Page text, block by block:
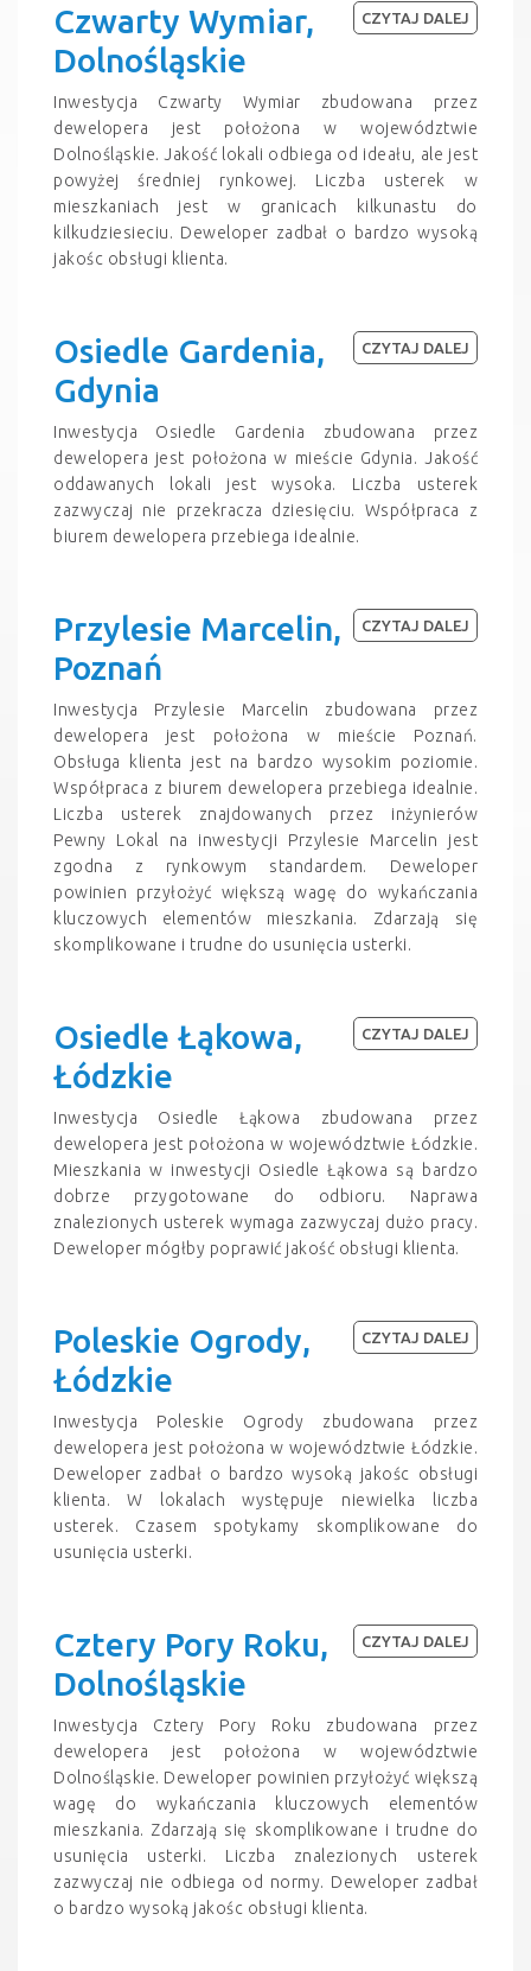
Czwarty Wymiar,
Dolnośląskie
Inwestycja Czwarty Wymiar zbudowana przez
dewelopera jest położona w województwie
Dolnośląskie. Jakość lokali odbiega od ideału, ale jest
powyżej średniej rynkowej. Liczba usterek w
mieszkaniach jest w granicach kilkunastu do
kilkudziesieciu. Deweloper zadbał o bardzo wysoką
jakośc obsługi klienta.
CZYTAJ DALEJ
Osiedle Gardenia,
Gdynia
Inwestycja Osiedle Gardenia zbudowana przez
dewelopera jest położona w mieście Gdynia. Jakość
oddawanych lokali jest wysoka. Liczba usterek
zazwyczaj nie przekracza dziesięciu. Współpraca z
biurem dewelopera przebiega idealnie.
CZYTAJ DALEJ
Przylesie Marcelin,
Poznań
Inwestycja Przylesie Marcelin zbudowana przez
dewelopera jest położona w mieście Poznań.
Obsługa klienta jest na bardzo wysokim poziomie.
Współpraca z biurem dewelopera przebiega idealnie.
Liczba usterek znajdowanych przez inżynierów
Pewny Lokal na inwestycji Przylesie Marcelin jest
zgodna z rynkowym standardem. Deweloper
powinien przyłożyć większą wagę do wykańczania
kluczowych elementów mieszkania. Zdarzają się
skomplikowane i trudne do usunięcia usterki.
CZYTAJ DALEJ
Osiedle Łąkowa,
Łódzkie
Inwestycja Osiedle Łąkowa zbudowana przez
dewelopera jest położona w województwie Łódzkie.
Mieszkania w inwestycji Osiedle Łąkowa są bardzo
dobrze przygotowane do odbioru. Naprawa
znalezionych usterek wymaga zazwyczaj dużo pracy.
Deweloper mógłby poprawić jakość obsługi klienta.
CZYTAJ DALEJ
Poleskie Ogrody,
Łódzkie
Inwestycja Poleskie Ogrody zbudowana przez
dewelopera jest położona w województwie Łódzkie.
Deweloper zadbał o bardzo wysoką jakośc obsługi
klienta. W lokalach występuje niewielka liczba
usterek. Czasem spotykamy skomplikowane do
usunięcia usterki.
CZYTAJ DALEJ
Cztery Pory Roku,
Dolnośląskie
Inwestycja Cztery Pory Roku zbudowana przez
dewelopera jest położona w województwie
Dolnośląskie. Deweloper powinien przyłożyć większą
wagę do wykańczania kluczowych elementów
mieszkania. Zdarzają się skomplikowane i trudne do
usunięcia usterki. Liczba znalezionych usterek
zazwyczaj nie odbiega od normy. Deweloper zadbał
o bardzo wysoką jakośc obsługi klienta.
CZYTAJ DALEJ